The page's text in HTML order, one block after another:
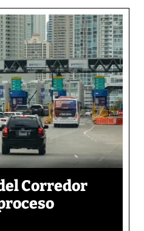
Corredor